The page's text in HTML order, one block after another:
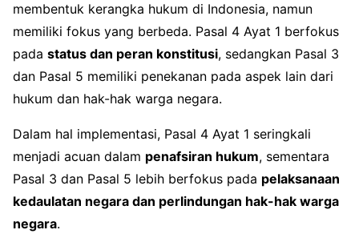
membentuk kerangka hukum di Indonesia, namun
memiliki fokus yang berbeda. Pasal 4 Ayat 1 berfokus
pada status dan peran konstitusi, sedangkan Pasal 3
dan Pasal 5 memiliki penekanan pada aspek lain dari
hukum dan hak-hak warga negara.
Dalam hal implementasi, Pasal 4 Ayat 1 seringkali
menjadi acuan dalam penafsiran hukum, sementara
Pasal 3 dan Pasal 5 lebih berfokus pada pelaksanaan
kedaulatan negara dan perlindungan hak-hak warga
negara.